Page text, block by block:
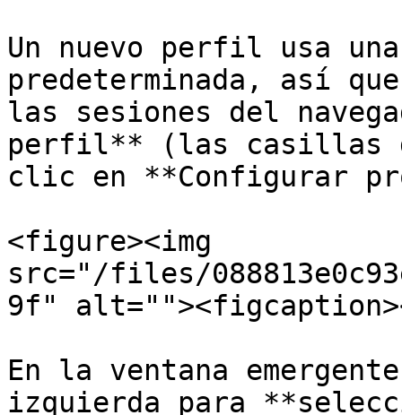
Un nuevo perfil usa
predeterminada, así
las sesiones del
perfil** (las casillas
clic en **Configurar
<figure><img
src="/files/
9f"
En la ventana
izquierda para